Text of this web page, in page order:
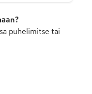
puhelimitse tai